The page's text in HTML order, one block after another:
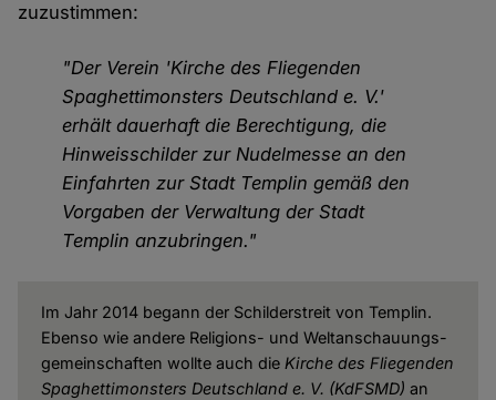
zuzustimmen:
"Der Verein 'Kirche des Fliegenden
Spaghettimonsters Deutschland e. V.'
erhält dauerhaft die Berechtigung, die
Hinweisschilder zur Nudelmesse an den
Einfahrten zur Stadt Templin gemäß den
Vorgaben der Verwaltung der Stadt
Templin anzubringen."
Im Jahr 2014 begann der Schilderstreit von Templin.
Ebenso wie andere Religions- und Weltanschauungs-
gemeinschaften wollte auch die Kirche des Fliegenden
Spaghettimonsters Deutschland e. V. (KdFSMD) an